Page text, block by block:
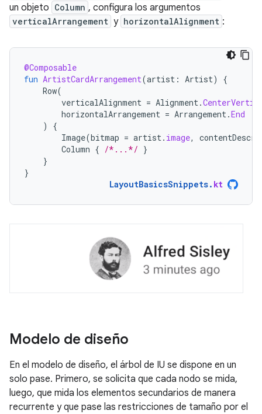
un objeto Column , configura los argumentos
verticalArrangement y horizontalAlignment :
@Composable
fun ArtistCardArrangement(artist : Artist)
{
Row(
verticalAlignment = Alignment .
horizontalArrangement = Arrangement .End
)
{
Image(bitmap = artist . image,
Column { /*...*/ }
}
}
LayoutBasicsSnippets. kt
Modelo de diseño
En el modelo de diseño, el árbol de IU se dispone en un
solo pase. Primero, se solicita que cada nodo se mida,
luego, que mida los elementos secundarios de manera
recurrente y que pase las restricciones de tamaño por el